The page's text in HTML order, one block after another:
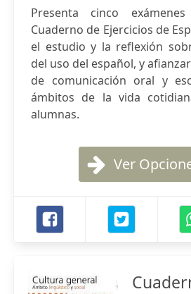
Presenta cinco
Cuaderno de Ejercicios de
el estudio y la reflexión
del uso del español, y
de comunicación oral y
ámbitos de la vida
alumnas.
Ver